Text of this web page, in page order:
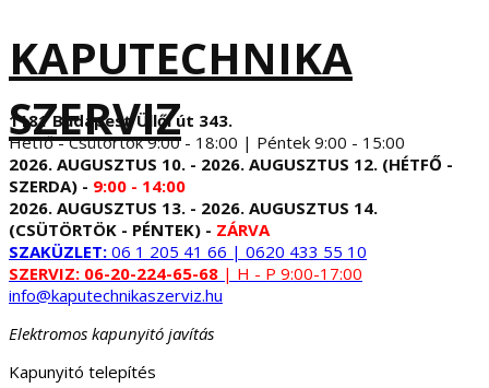
KAPUTECHNIKA
SZERVIZ
1181 Budapest Üllői út 343.
Hétfő - Csütörtök 9:00 - 18:00 | Péntek 9:00 - 15:00
2026. AUGUSZTUS 10. - 2026. AUGUSZTUS 12. (HÉTFŐ -
SZERDA) - 9:00 - 14:00
2026. AUGUSZTUS 13. - 2026. AUGUSZTUS 14.
(CSÜTÖRTÖK - PÉNTEK) - ZÁRVA
SZAKÜZLET: 06 1 205 41 66 | 0620 433 55 10
SZERVIZ: 06-20-224-65-68 | H - P 9:00-17:00
info@kaputechnikaszerviz.hu
Elektromos kapunyitó javítás
Kapunyitó telepítés